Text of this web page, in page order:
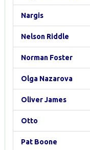
Nargis
Nelson Riddle
Norman Foster
Olga Nazarova
Oliver James
Otto
Pat Boone